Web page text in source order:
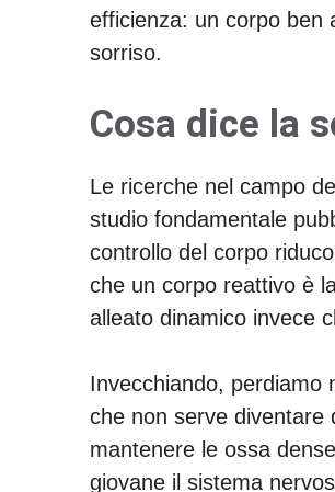
efficienza: un corpo ben
sorriso.
Cosa dice la
Le ricerche nel campo
studio fondamentale
controllo del corpo
che un corpo reattivo è
alleato dinamico invece
Invecchiando, perdiamo
che non serve diventare
mantenere le ossa
giovane il sistema